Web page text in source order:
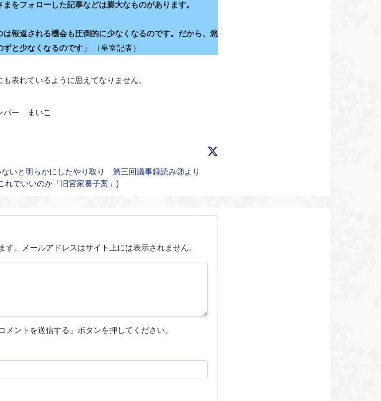
をフォローした記事などは膨大なものがあります。
報道される機会も圧倒的に少なくなるのです。だから、悠
と少なくなるのです」
（皇室記者）
表れているように思えてなりません。
バー まいこ
ないと明らかにしたやり取り 第三回議事録読み③より
れでいいのか「旧宮家養子案」)
す。メールアドレスはサイト上には表示されません。
メントを送信する」ボタンを押してください。